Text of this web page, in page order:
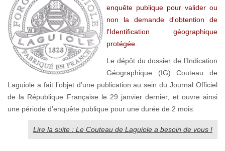
enquête publique pour valider ou
non la demande d'obtention de
l'Identification géographique
protégée.
Le dépôt du dossier de l’Indication
Géographique (IG) Couteau de
Laguiole a fait l’objet d’une publication au sein du Journal Officiel
de la République Française le 29 janvier dernier, et ouvre ainsi
une période d’enquête publique pour une durée de 2 mois.
Lire la suite : Le Couteau de Laguiole a besoin de vous !